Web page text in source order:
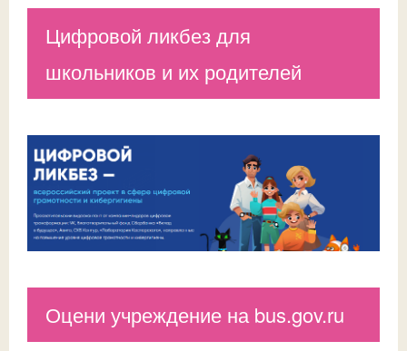
Цифровой ликбез для
школьников и их родителей
Оцени учреждение на bus.gov.ru